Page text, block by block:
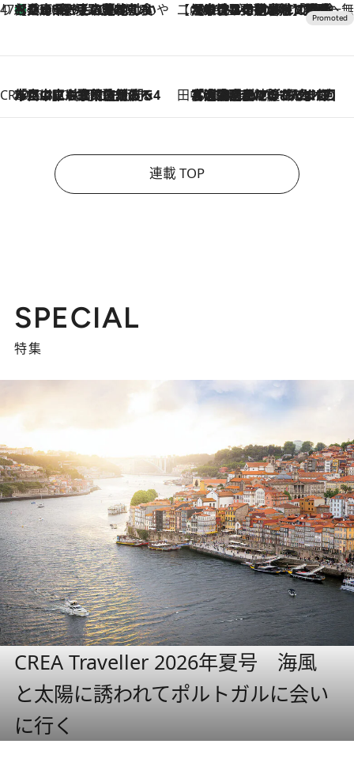
47都道府県の手みやげ ひんやりスイーツで夏を満喫
2026.8.8
【兵庫県】この夏絶対食べたい 冷やしておいしいおやつ3選 淡路島の恵みをジェラートに集約 【CREA×星野リゾート】唯一無二。癒しと発見が待つ場所へ
2026.8.7
【トンボの足水浴】ヒノキの香りに包まれて涼感マックス！約13℃の湧水かけ流しを避暑地「星野温泉 トンボの湯」で体験
CREA'S CHOICE
2026.8.7
「立川にも歌舞伎があるんだよ」 片岡仁左衛門・市川中車ら豪華座組みで4年目の立川立飛歌舞伎へ 田中稲の勝手に再ブーム
2026.8.7
「湘南乃風に憧れて」観客大盛上がりの“タオル回し”に、ラッパー顔負けの高速歌唱まで…さだまさし（74）のアグレッシブすぎる現在地
連載 TOP
SPECIAL
特集
CREA Traveller 2026年夏号 海風
と太陽に誘われてポルトガルに会い
に行く